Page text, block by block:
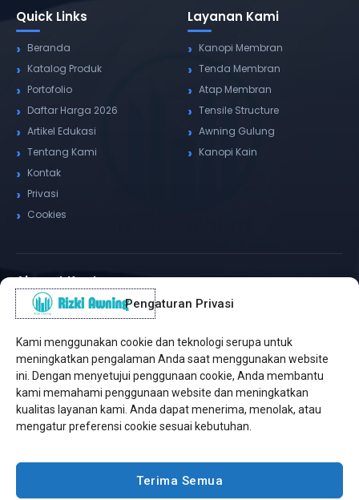
Pengaturan Privasi
Kami menggunakan cookie dan teknologi serupa untuk
meningkatkan pengalaman Anda saat menggunakan website
ini. Dengan menyetujui penggunaan cookie, Anda membantu
kami memahami penggunaan website dan meningkatkan
kualitas layanan kami. Anda dapat menerima, menolak, atau
mengatur preferensi cookie sesuai kebutuhan.
Terima Semua
Quick Links
Beranda
Katalog Produk
Portofolio
Daftar Harga 2026
Artikel Edukasi
Tentang Kami
Kontak
Privasi
Cookies
Layanan Kami
Kanopi Membran
Tenda Membran
Atap Membran
Tensile Structure
Awning Gulung
Kanopi Kain
Alamat Kantor
✆ WhatsApp / Telepon
Pusat Sukabumi
Sukamanis, Kadudampit, Sukabumi
Cabang Jakarta
Kembangan, Jakarta Barat
Sektor A3, Tangerang Selatan